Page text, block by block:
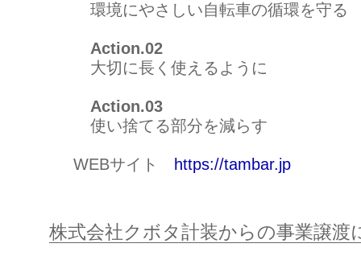
環境にやさしい自転車の循環を守る
Action.02
大切に長く使えるように
Action.03
使い捨てる部分を減らす
WEBサイト https://tambar.jp
株式会社クボタ計装からの事業譲渡